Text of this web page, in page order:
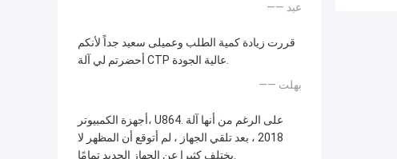
—— عبد
قررت زيادة كمية الطلب وعميلى سعيد جداً لأنكم
أحضرتم لي آلة CTP عالية الجودة.
—— بهلت
أجهزة الكمبيوتر، U864. على الرغم من أنها آلة
2018 ، بعد تلقي الجهاز ، لم أتوقع أن المظهر لا
يختلف كثيرا عن الجهاز الجديد تمامًا.